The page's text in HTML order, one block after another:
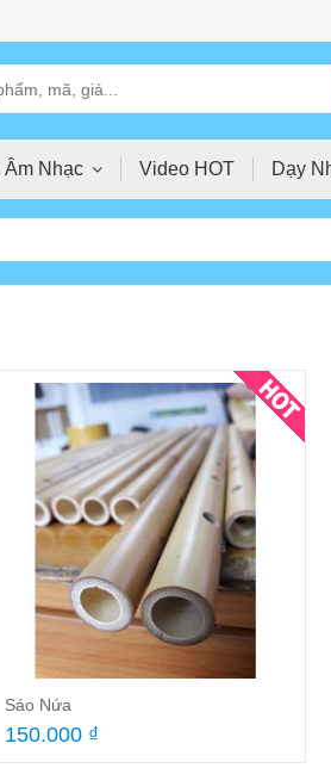
Âm Nhạc Video HOT Dạy
MT6 màu gỗ Sáo Recorder
135.000 ₫
Sáo Nứa
150.000 ₫